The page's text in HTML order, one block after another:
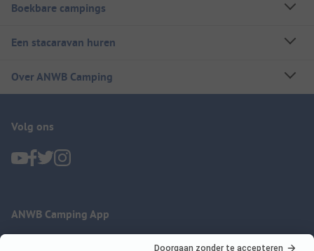
Boekbare campings
Een stacaravan huren
Over ANWB Camping
Volg ons
ANWB Camping App